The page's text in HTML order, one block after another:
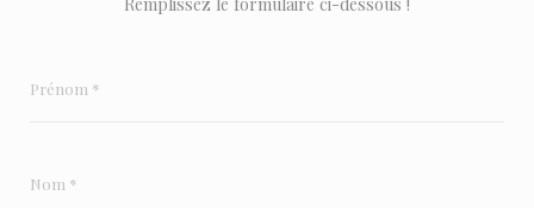
Remplissez le formulaire ci-dessous !